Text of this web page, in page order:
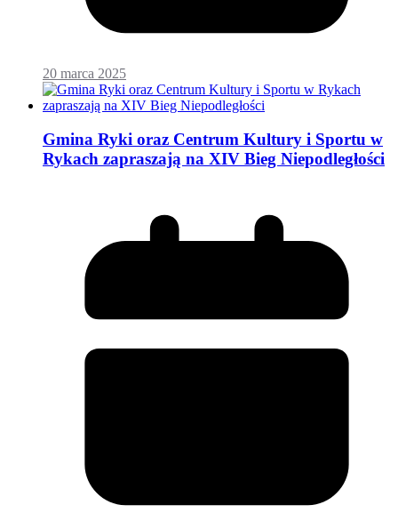
20 marca 2025
Gmina Ryki oraz Centrum Kultury i Sportu w
Rykach zapraszają na XIV Bieg Niepodległości